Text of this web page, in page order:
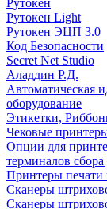
Рутокен
Рутокен Light
Рутокен ЭЦП 3.0
Код Безопасности
Secret Net Studio
Аладдин Р.Д.
Автоматическая
оборудование
Этикетки,
Чековые
Опции для
терминалов
Принтеры печати
Сканеры
Сканеры